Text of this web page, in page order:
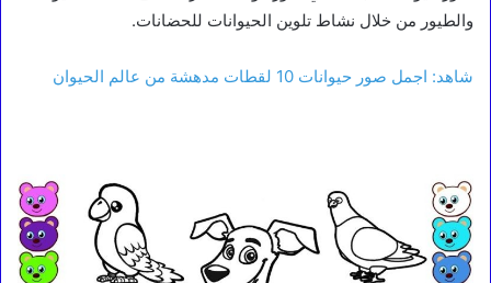
والطيور من خلال نشاط تلوين الحيوانات للحضانات.
شاهد: اجمل صور حيوانات 10 لقطات مدهشة من عالم الحيوان